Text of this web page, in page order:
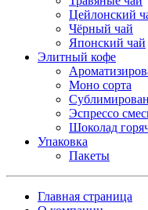
Цейлонский
Чёрный чай
Японский чай
Элитный кофе
Моно сорта
Эспрессо
Шоколад
Упаковка
Пакеты
Главная страница